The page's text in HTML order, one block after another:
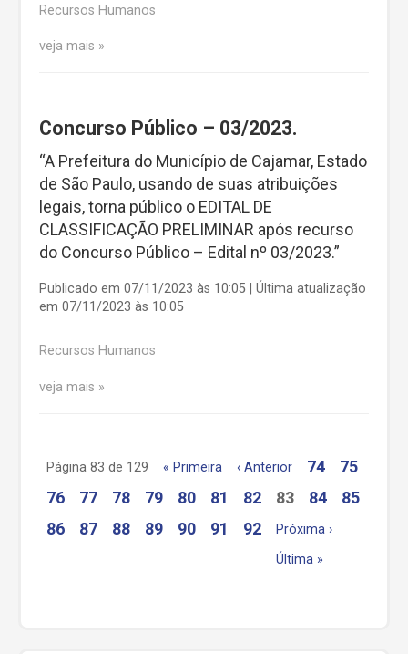
Recursos Humanos
veja mais
Concurso Público – 03/2023.
“A Prefeitura do Município de Cajamar, Estado
de São Paulo, usando de suas atribuições
legais, torna público o EDITAL DE
CLASSIFICAÇÃO PRELIMINAR após recurso
do Concurso Público – Edital nº 03/2023.”
Publicado em 07/11/2023 às 10:05 | Última atualização
em 07/11/2023 às 10:05
Recursos Humanos
veja mais
Página 83 de 129 « Primeira ‹ Anterior 74
75
76
77 78 79 80 81 82 83 84
85
86
87 88 89 90 91 92
Próxima ›
Última »